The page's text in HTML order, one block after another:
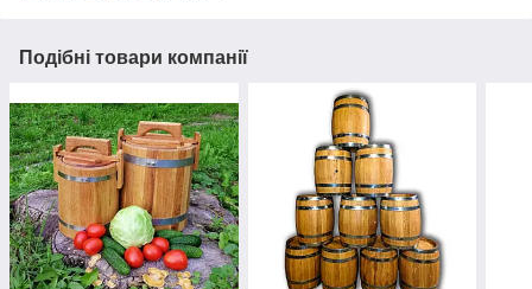
Подібні товари компанії